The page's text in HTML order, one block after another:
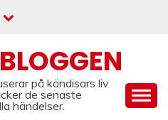
på kändisars liv
de senaste
händelser.